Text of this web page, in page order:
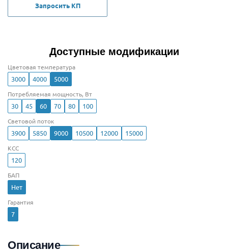
Запросить КП
Доступные модификации
Цветовая температура
3000 4000 5000
Потребляемая мощность, Вт
30 45 60 70 80 100
Световой поток
3900 5850 9000 10500 12000 15000
КСС
120
БАП
Нет
Гарантия
7
Описание